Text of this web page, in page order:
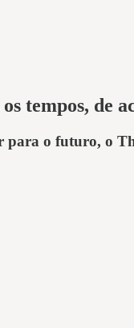
tempos, de
o futuro, o